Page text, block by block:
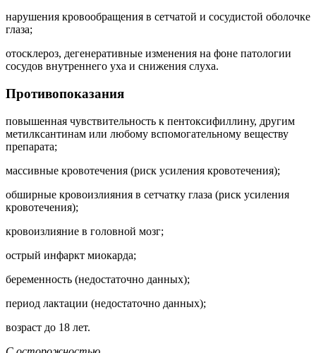
нарушения кровообращения в сетчатой и сосудистой оболочке
глаза;
отосклероз, дегенеративные изменения на фоне патологии
сосудов внутреннего уха и снижения слуха.
Противопоказания
повышенная чувствительность к пентоксифиллину, другим
метилксантинам или любому вспомогательному веществу
препарата;
массивные кровотечения (риск усиления кровотечения);
обширные кровоизлияния в сетчатку глаза (риск усиления
кровотечения);
кровоизлияние в головной мозг;
острый инфаркт миокарда;
беременность (недостаточно данных);
период лактации (недостаточно данных);
возраст до 18 лет.